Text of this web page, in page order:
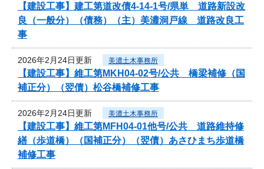
【建設工事】建工第道改債4-14-1号/県単 道路新設改
良（一般分）（債務）（主）美濃洞戸線 道路改良工
事
2026年2月24日更新 美濃土木事務所
【建設工事】維工第MKH04-02号/公共 橋梁補修（国
補正分）（翌債）松谷橋補修工事
2026年2月24日更新 美濃土木事務所
【建設工事】維工第MFH04-01他号/公共 道路維持修
繕（歩道橋）（国補正分）（翌債）あさひまち歩道橋
補修工事